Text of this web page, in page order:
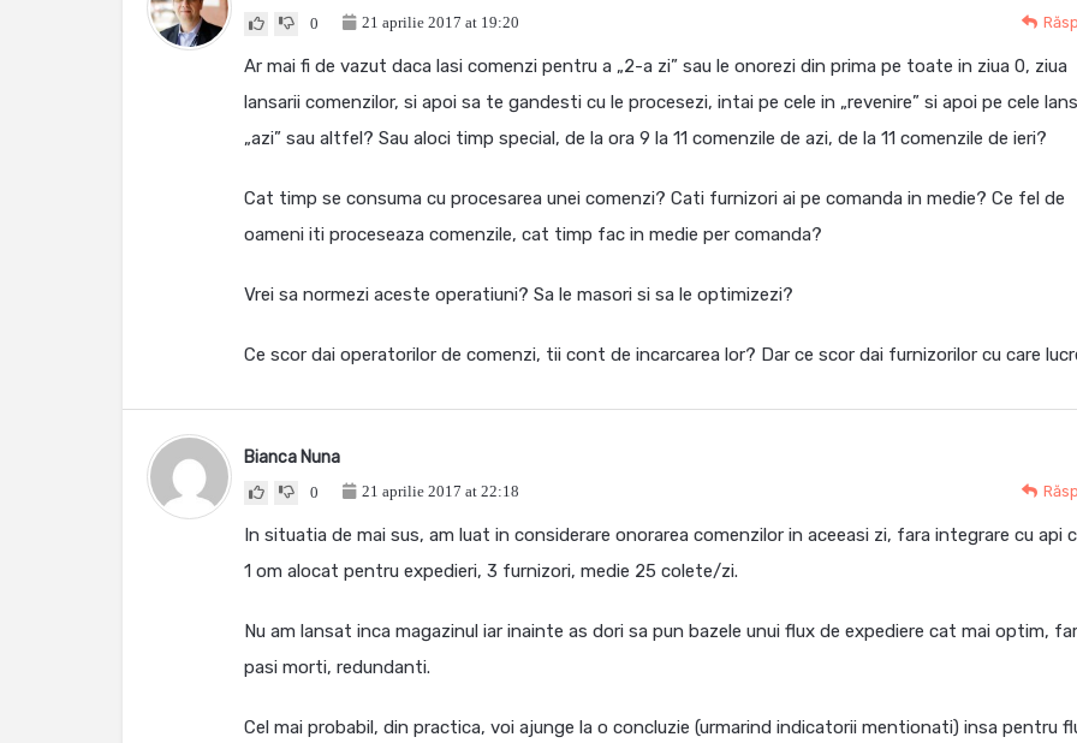
0 21 aprilie 2017 at 19:20
Ar mai fi de vazut daca lasi comenzi pentru a „2-a zi” sau le onorezi din prima pe toate in ziua 0, ziua
lansarii comenzilor, si apoi sa te gandesti cu le procesezi, intai pe cele in „revenire” si apoi pe cele
„azi” sau altfel? Sau aloci timp special, de la ora 9 la 11 comenzile de azi, de la 11 comenzile de ieri?
Cat timp se consuma cu procesarea unei comenzi? Cati furnizori ai pe comanda in medie? Ce fel de
oameni iti proceseaza comenzile, cat timp fac in medie per comanda?
Vrei sa normezi aceste operatiuni? Sa le masori si sa le optimizezi?
Ce scor dai operatorilor de comenzi, tii cont de incarcarea lor? Dar ce scor dai furnizorilor cu care
Bianca Nuna
0 21 aprilie 2017 at 22:18
In situatia de mai sus, am luat in considerare onorarea comenzilor in aceeasi zi, fara integrare cu api
1 om alocat pentru expedieri, 3 furnizori, medie 25 colete/zi.
Nu am lansat inca magazinul iar inainte as dori sa pun bazele unui flux de expediere cat mai optim,
pasi morti, redundanti.
Cel mai probabil, din practica, voi ajunge la o concluzie (urmarind indicatorii mentionati) insa pentru